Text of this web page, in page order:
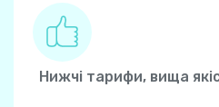
Нижчі тарифи, вища